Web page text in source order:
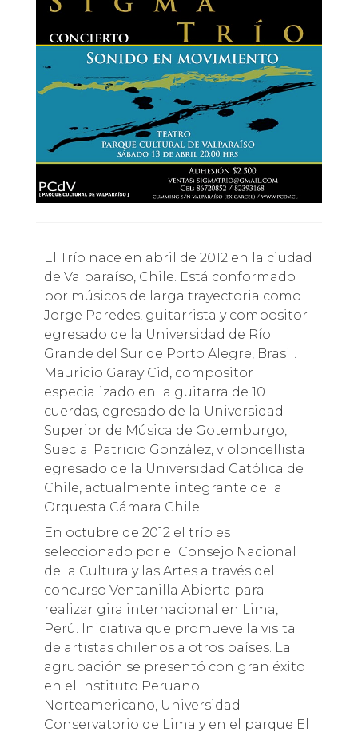
El Trío nace en abril de 2012 en la ciudad
de Valparaíso, Chile. Está conformado
por músicos de larga trayectoria como
Jorge Paredes, guitarrista y compositor
egresado de la Universidad de Río
Grande del Sur de Porto Alegre, Brasil.
Mauricio Garay Cid, compositor
especializado en la guitarra de 10
cuerdas, egresado de la Universidad
Superior de Música de Gotemburgo,
Suecia. Patricio González, violoncellista
egresado de la Universidad Católica de
Chile, actualmente integrante de la
Orquesta Cámara Chile.
En octubre de 2012 el trío es
seleccionado por el Consejo Nacional
de la Cultura y las Artes a través del
concurso Ventanilla Abierta para
realizar gira internacional en Lima,
Perú. Iniciativa que promueve la visita
de artistas chilenos a otros países. La
agrupación se presentó con gran éxito
en el Instituto Peruano
Norteamericano, Universidad
Conservatorio de Lima y en el parque El